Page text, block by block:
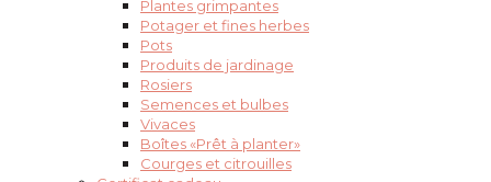
Plantes grimpantes
Potager et fines herbes
Pots
Produits de jardinage
Rosiers
Semences et bulbes
Vivaces
Boîtes «Prêt à planter»
Courges et citrouilles